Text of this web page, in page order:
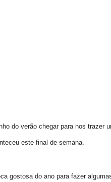
do verão chegar para nos trazer
este final de semana.
gostosa do ano para fazer